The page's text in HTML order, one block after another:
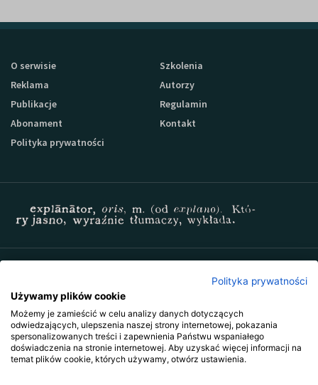
O serwisie
Szkolenia
Reklama
Autorzy
Publikacje
Regulamin
Abonament
Kontakt
Polityka prywatności
Polityka prywatności
Używamy plików cookie
Możemy je zamieścić w celu analizy danych dotyczących
odwiedzających, ulepszenia naszej strony internetowej, pokazania
spersonalizowanych treści i zapewnienia Państwu wspaniałego
doświadczenia na stronie internetowej. Aby uzyskać więcej informacji na
temat plików cookie, których używamy, otwórz ustawienia.